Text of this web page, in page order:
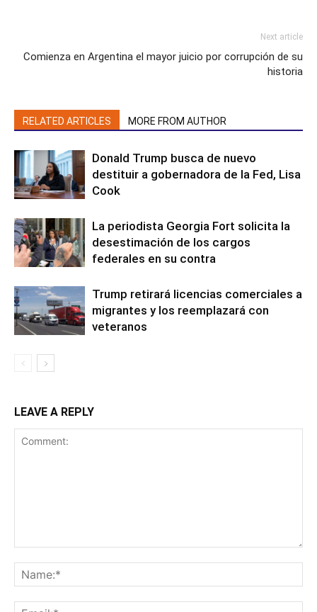
Next article
Comienza en Argentina el mayor juicio por corrupción de su
historia
RELATED ARTICLES MORE FROM AUTHOR
Donald Trump busca de nuevo
destituir a gobernadora de la Fed, Lisa
Cook
La periodista Georgia Fort solicita la
desestimación de los cargos
federales en su contra
Trump retirará licencias comerciales a
migrantes y los reemplazará con
veteranos
LEAVE A REPLY